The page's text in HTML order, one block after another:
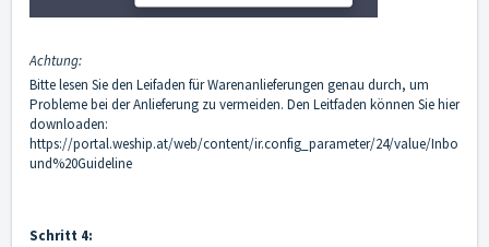
Achtung:
Bitte lesen Sie den Leifaden für Warenanlieferungen genau durch, um
Probleme bei der Anlieferung zu vermeiden. Den Leitfaden können Sie hier
downloaden:
https://portal.weship.at/web/content/ir.config_parameter/24/value/Inbo
und%20Guideline
Schritt 4: